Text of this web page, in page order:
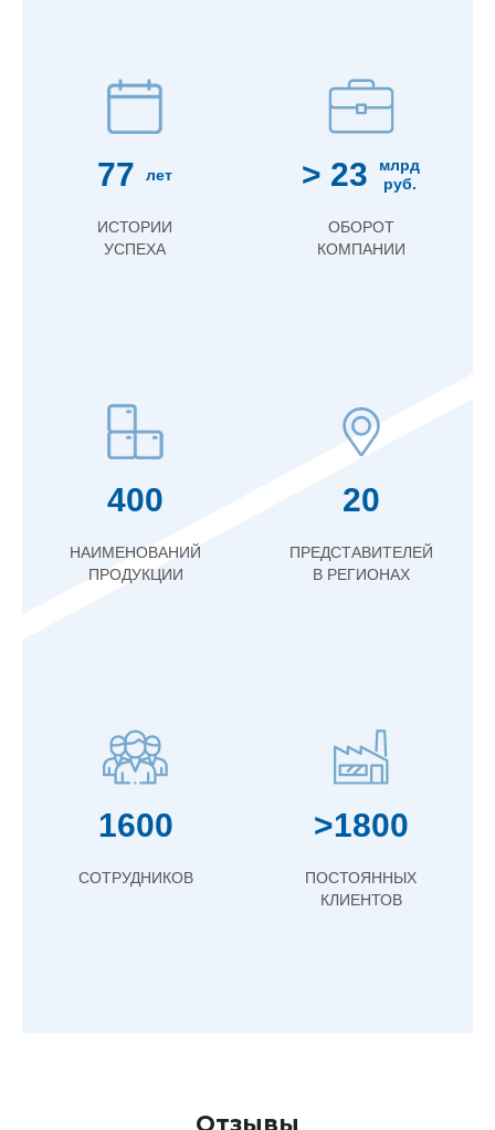
77 лет
ИСТОРИИ
УСПЕХА
> 23
млрд
руб.
ОБОРОТ
КОМПАНИИ
400
НАИМЕНОВАНИЙ
ПРОДУКЦИИ
20
ПРЕДСТАВИТЕЛЕЙ
В РЕГИОНАХ
1600
СОТРУДНИКОВ
>1800
ПОСТОЯННЫХ
КЛИЕНТОВ
Отзывы